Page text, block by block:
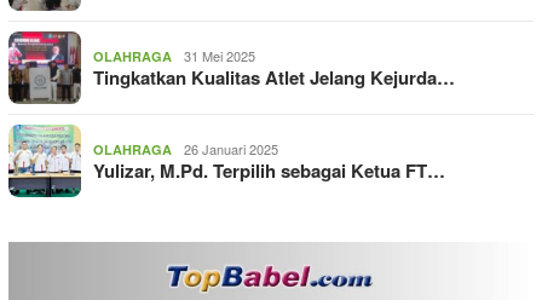
OLAHRAGA 31 Mei 2025
Tingkatkan Kualitas Atlet Jelang Kejurda…
OLAHRAGA 26 Januari 2025
Yulizar, M.Pd. Terpilih sebagai Ketua FT…